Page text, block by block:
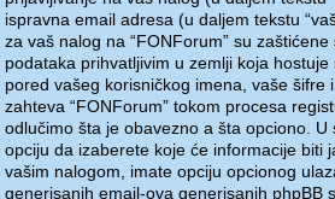
ispravna email adresa (u daljem tekstu
za vaš nalog na “FONForum” su
podataka prihvatljivim u zemlji koja
pored vašeg korisničkog imena, vaše šifre
zahteva “FONForum” tokom procesa
odlučimo šta je obavezno a šta opciono. U
opciju da izaberete koje će informacije biti
vašim nalogom, imate opciju opcionog
generisanih email-ova generisanih phpBB